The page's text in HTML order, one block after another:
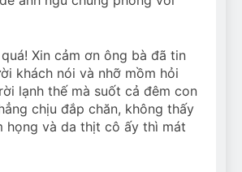
Xin cảm ơn ông bà đã tin
khách nói và nhỡ mồm hỏi
lạnh thế mà suốt cả đêm con
chịu đắp chăn, không thấy
họng và da thịt cô ấy thì mát